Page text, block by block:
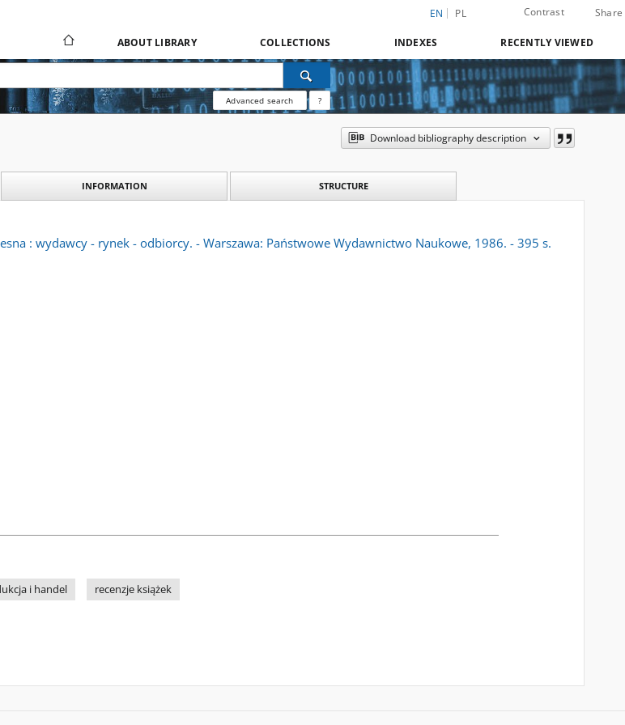
EN PL Contrast Share
ABOUT LIBRARY COLLECTIONS INDEXES RECENTLY VIEWED
Advanced search ?
Download bibliography description
INFORMATION STRUCTURE
: wydawcy - rynek - odbiorcy. - Warszawa: Państwowe Wydawnictwo Naukowe, 1986. - 395 s.
i handel recenzje książek